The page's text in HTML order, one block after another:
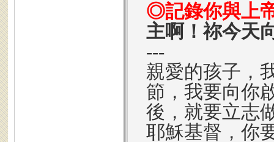
◎記錄你與上
主啊！祢今天
---
親愛的孩子，
節，我要向你
後，就要立志
耶穌基督，你